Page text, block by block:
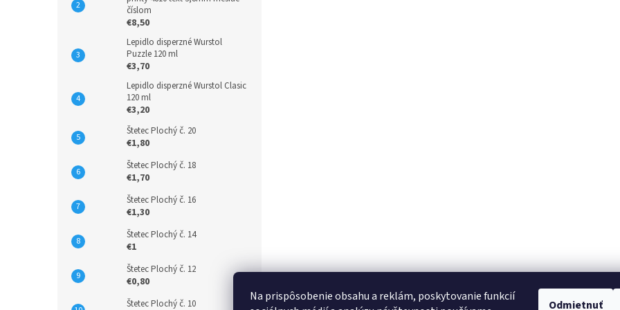
Na prispôsobenie obsahu a reklám, poskytovanie funkcií
Odmietnuť
číslom
€8,50
Lepidlo disperzné Wurstol
Puzzle 120 ml
€3,70
Lepidlo disperzné Wurstol Clasic
120 ml
€3,20
Štetec Plochý č. 20
€1,80
Štetec Plochý č. 18
€1,70
Štetec Plochý č. 16
€1,30
Štetec Plochý č. 14
€1
Štetec Plochý č. 12
€0,80
Štetec Plochý č. 10